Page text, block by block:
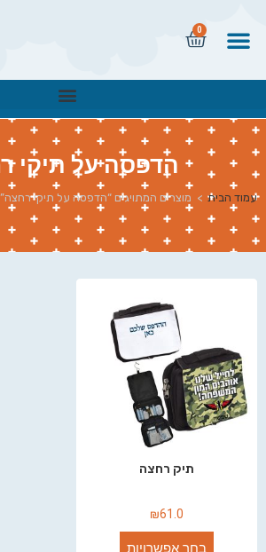
0
הדפסה על תיקי
עמוד הבית > מוצרים המתויגים “הדפסה על תיקי רחצה”
תיק רחצה
₪61.0
בחר אפשרויות